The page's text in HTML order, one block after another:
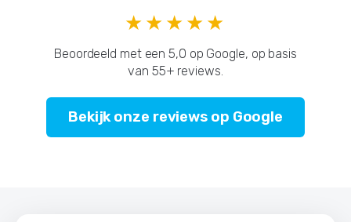
★★★★★
Beoordeeld met een 5,0 op Google, op basis
van 55+ reviews.
Bekijk onze reviews op Google